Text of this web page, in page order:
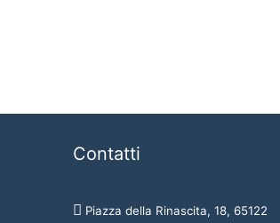
Contatti
Piazza della Rinascita, 18, 65122